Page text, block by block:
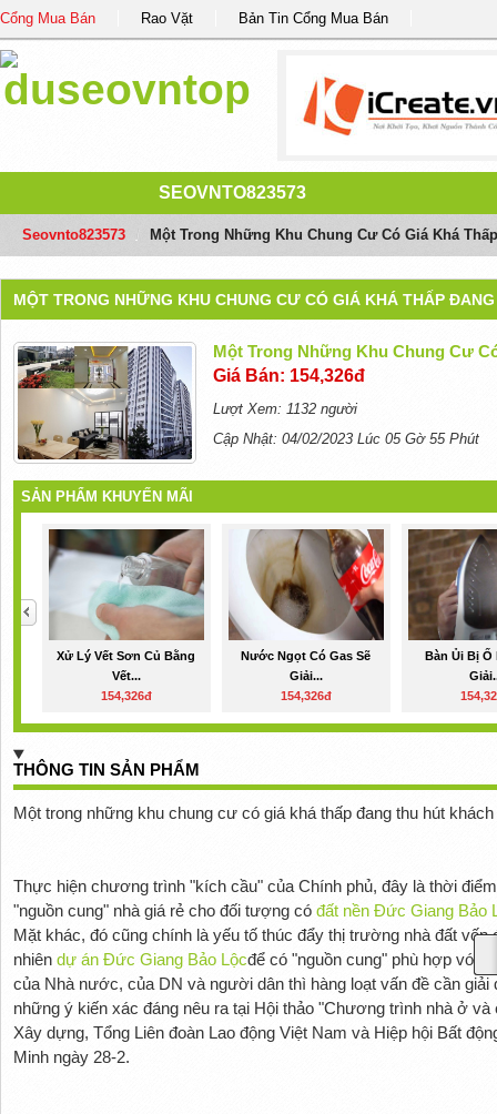
Cổng Mua Bán Rao Vặt Bản Tin Cổng Mua Bán
SEOVNTO823573
Seovnto823573 Một Trong Những Khu Chung Cư Có Giá Khá
MỘT TRONG NHỮNG KHU CHUNG CƯ CÓ GIÁ KHÁ THẤP
Một Trong Những Khu Chung Cư
Giá Bán: 154,326đ
Lượt Xem: 1132 người
Cập Nhật: 04/02/2023 Lúc 05 Gờ 55 Phút
SẢN PHẨM KHUYẾN MÃI
Xử Lý Vết Sơn Củ Bằng
Vết...
154,326đ
Nước Ngọt Có Gas Sẽ
Giải...
154,326đ
Bàn Ủi Bị Ố
THÔNG TIN SẢN PHẨM
Một trong những khu chung cư có giá khá thấp đang thu hút khách
Thực hiện chương trình "kích cầu" của Chính phủ, đây là thời
"nguồn cung" nhà giá rẻ cho đối tượng có đất nền Đức Giang Bảo
Mặt khác, đó cũng chính là yếu tố thúc đẩy thị trường nhà đất vốn
nhiên dự án Đức Giang Bảo Lộcđể có "nguồn cung" phù hợp với
của Nhà nước, của DN và người dân thì hàng loạt vấn đề cần giải
những ý kiến xác đáng nêu ra tại Hội thảo "Chương trình nhà ở
Xây dựng, Tổng Liên đoàn Lao động Việt Nam và Hiệp hội Bất
Minh ngày 28-2.